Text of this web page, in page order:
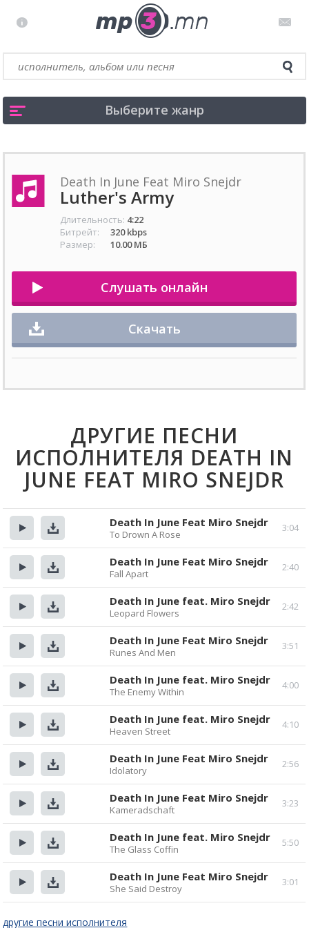
Выберите жанр
Death In June Feat Miro Snejdr
Luther's Army
Длительность: 4:22
Битрейт:
320 kbps
Размер:
10.00 МБ
Слушать онлайн
Скачать
ДРУГИЕ ПЕСНИ
ИСПОЛНИТЕЛЯ DEATH IN
JUNE FEAT MIRO SNEJDR
Прослушать
Скачать
3:04
Death In June Feat Miro Snejdr
To Drown A Rose
Прослушать
Скачать
2:40
Death In June Feat Miro Snejdr
Fall Apart
Прослушать
Скачать
2:42
Death In June feat. Miro Snejdr
Leopard Flowers
Прослушать
Скачать
3:51
Death In June Feat Miro Snejdr
Runes And Men
Прослушать
Скачать
4:00
Death In June feat. Miro Snejdr
The Enemy Within
Прослушать
Скачать
4:10
Death In June feat. Miro Snejdr
Heaven Street
Прослушать
Скачать
2:56
Death In June Feat Miro Snejdr
Idolatory
Прослушать
Скачать
3:23
Death In June Feat Miro Snejdr
Kameradschaft
Прослушать
Скачать
5:50
Death In June feat. Miro Snejdr
The Glass Coffin
Прослушать
Скачать
3:01
Death In June Feat Miro Snejdr
She Said Destroy
другие песни исполнителя